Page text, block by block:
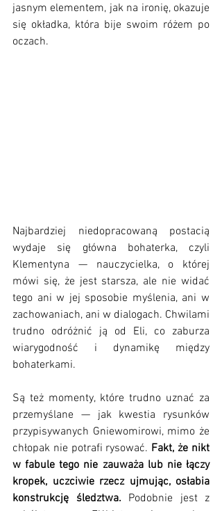
jasnym elementem, jak na ironię, okazuje
się okładka, która bije swoim różem po
oczach.
Najbardziej niedopracowaną postacią
wydaje się główna bohaterka, czyli
Klementyna — nauczycielka, o której
mówi się, że jest starsza, ale nie widać
tego ani w jej sposobie myślenia, ani w
zachowaniach, ani w dialogach. Chwilami
trudno odróżnić ją od Eli, co zaburza
wiarygodność i dynamikę między
bohaterkami.
Są też momenty, które trudno uznać za
przemyślane — jak kwestia rysunków
przypisywanych Gniewomirowi, mimo że
chłopak nie potrafi rysować. Fakt, że nikt
w fabule tego nie zauważa lub nie łączy
kropek, uczciwie rzecz ujmując, osłabia
konstrukcję śledztwa. Podobnie jest z